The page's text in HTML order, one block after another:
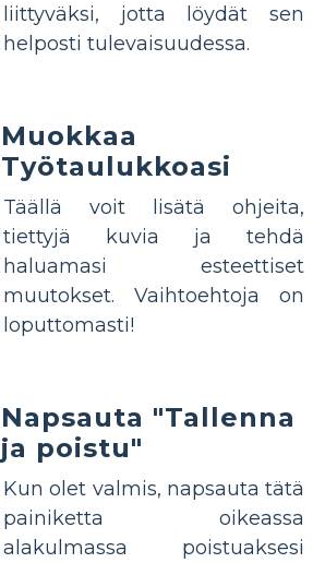
liittyväksi, jotta löydät sen
helposti tulevaisuudessa.
Muokkaa
Työtaulukkoasi
Täällä voit lisätä ohjeita,
tiettyjä kuvia ja tehdä
haluamasi esteettiset
muutokset. Vaihtoehtoja on
loputtomasti!
Napsauta "Tallenna
ja poistu"
Kun olet valmis, napsauta tätä
painiketta oikeassa
alakulmassa poistuaksesi